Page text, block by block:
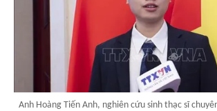
Anh Hoàng Tiến Anh, nghiên cứu sinh thạc sĩ